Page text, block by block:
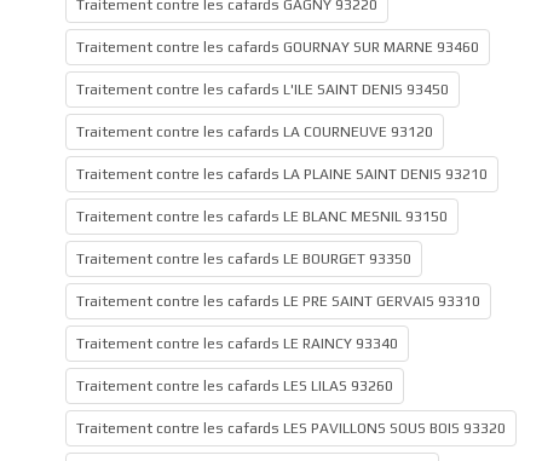
Traitement contre les cafards GAGNY 93220
Traitement contre les cafards GOURNAY SUR MARNE 93460
Traitement contre les cafards L'ILE SAINT DENIS 93450
Traitement contre les cafards LA COURNEUVE 93120
Traitement contre les cafards LA PLAINE SAINT DENIS 93210
Traitement contre les cafards LE BLANC MESNIL 93150
Traitement contre les cafards LE BOURGET 93350
Traitement contre les cafards LE PRE SAINT GERVAIS 93310
Traitement contre les cafards LE RAINCY 93340
Traitement contre les cafards LES LILAS 93260
Traitement contre les cafards LES PAVILLONS SOUS BOIS 93320